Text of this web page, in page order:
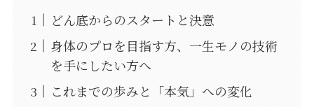
どん底からのスタートと決意
身体のプロを目指す方、一生モノの技術
を手にしたい方へ
これまでの歩みと「本気」への変化